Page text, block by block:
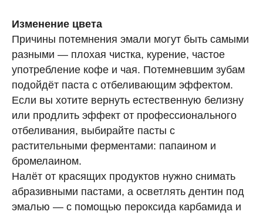
Изменение цвета
Причины потемнения эмали могут быть самыми
разными — плохая чистка, курение, частое
употребление кофе и чая. Потемневшим зубам
подойдёт паста с отбеливающим эффектом.
Если вы хотите вернуть естественную белизну
или продлить эффект от профессионального
отбеливания, выбирайте пасты с
растительными ферментами: папаином и
бромелаином.
Налёт от красящих продуктов нужно снимать
абразивными пастами, а осветлять дентин под
эмалью — с помощью пероксида карбамида и